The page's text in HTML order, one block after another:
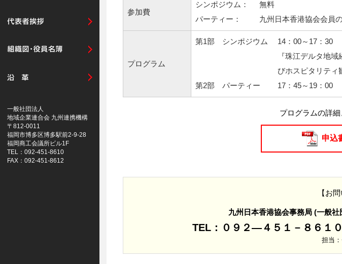
参加費
シンポジウム：
無料
パーティー：
九州日本香港協会会員
プログラム
第1部 シンポジウム
14：00～17：30
『珠江デルタ地
びホスピタリティ
第2部 パーティー
17：45～19：00
プログラムの詳
申込
【お
九州日本香港協会事務局 (一般
TEL：０９２―４５１－８６１
担当
一般社団法人
地域企業連合会 九州連携機構
〒812-0011
福岡市博多区博多駅前2-9-28
福岡商工会議所ビル1F
TEL：092-451-8610
FAX：092-451-8612